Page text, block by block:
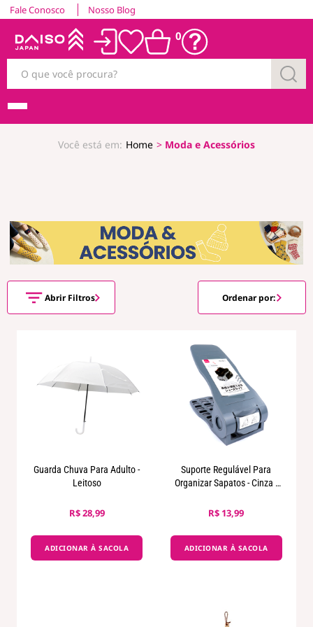
Fale Conosco Nosso Blog
0
Home Moda e Acessórios
Abrir Filtros Ordenar por:
Guarda Chuva Para Adulto -
Leitoso
R$ 28,99
ADICIONAR À SACOLA
Suporte Regulável Para
Organizar Sapatos - Cinza -
R$ 13,99
ADICIONAR À SACOLA